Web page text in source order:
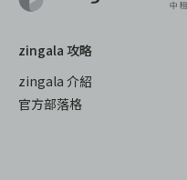
zingala 攻略
zingala 介紹
官方部落格